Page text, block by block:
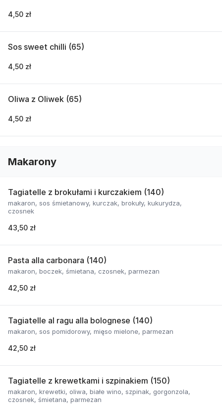
4,50 zł
Sos sweet chilli (65)
4,50 zł
Oliwa z Oliwek (65)
4,50 zł
Makarony
Tagiatelle z brokułami i kurczakiem (140)
makaron, sos śmietanowy, kurczak, brokuły, kukurydza,
czosnek
43,50 zł
Pasta alla carbonara (140)
makaron, boczek, śmietana, czosnek, parmezan
42,50 zł
Tagiatelle al ragu alla bolognese (140)
makaron, sos pomidorowy, mięso mielone, parmezan
42,50 zł
Tagiatelle z krewetkami i szpinakiem (150)
makaron, krewetki, oliwa, białe wino, szpinak, gorgonzola,
czosnek, śmietana, parmezan